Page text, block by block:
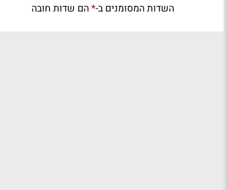
השדות המסומנים ב-*הם שדות חובה